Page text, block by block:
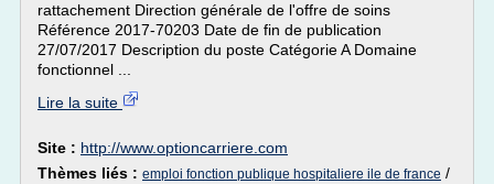
rattachement Direction générale de l'offre de soins
Référence 2017-70203 Date de fin de publication
27/07/2017 Description du poste Catégorie A Domaine
fonctionnel ...
Lire la suite
Site : http://www.optioncarriere.com
Thèmes liés : emploi fonction publique hospitaliere ile de france /